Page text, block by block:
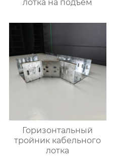
лотка на подъём
Горизонтальный
тройник кабельного
лотка